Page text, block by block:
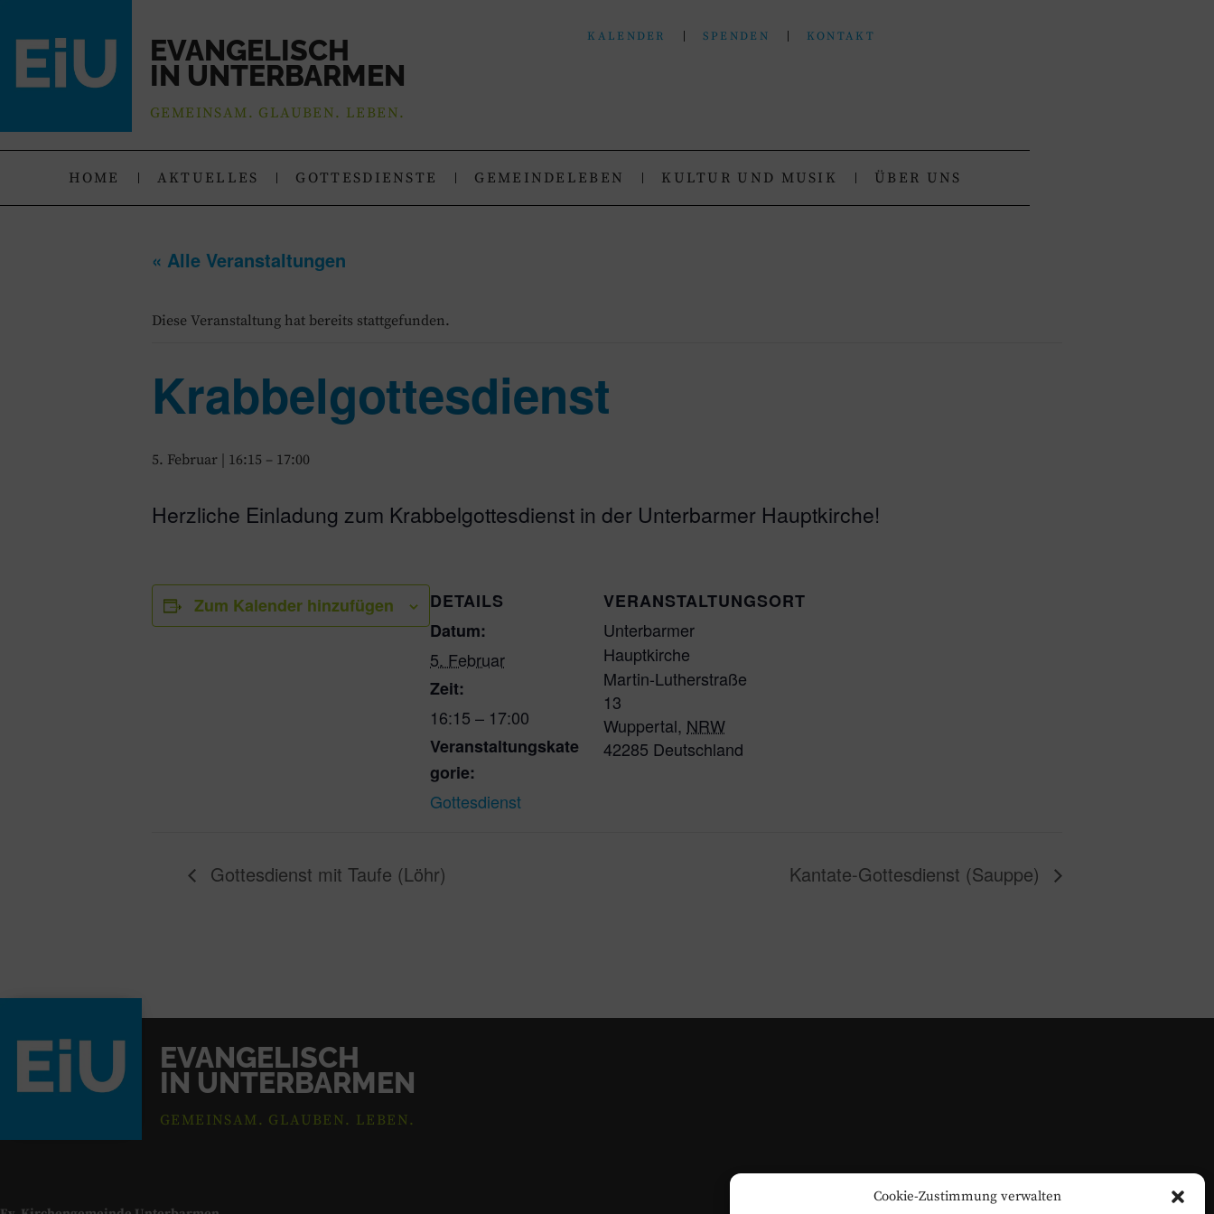
Cookie-Zustimmung verwalten
EVANGELISCH
IN UNTERBARMEN
GEMEINSAM. GLAUBEN. LEBEN.
KALENDER SPENDEN KONTAKT
HOME AKTUELLES GOTTESDIENSTE GEMEINDELEBEN KULTUR UND MUSIK ÜBER UNS
« Alle Veranstaltungen
Diese Veranstaltung hat bereits stattgefunden.
Krabbelgottesdienst
5. Februar | 16:15 – 17:00
Herzliche Einladung zum Krabbelgottesdienst in der Unterbarmer Hauptkirche!
Zum Kalender hinzufügen
DETAILS
Datum:
5. Februar
Zeit:
16:15 – 17:00
Veranstaltungskate
gorie:
Gottesdienst
VERANSTALTUNGSORT
Unterbarmer
Hauptkirche
Martin-Lutherstraße
13
Wuppertal, NRW
42285 Deutschland
Gottesdienst mit Taufe (Löhr) Kantate-Gottesdienst (Sauppe)
EVANGELISCH
IN UNTERBARMEN
GEMEINSAM. GLAUBEN. LEBEN.